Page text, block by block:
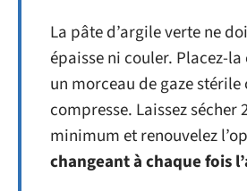
La pâte d’argile verte ne
épaisse ni couler. Placez-
un morceau de gaze stérile
compresse. Laissez sécher
minimum et renouvelez
changeant à chaque fois